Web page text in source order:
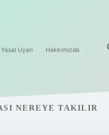
Yasal Uyarı Hakkımızda
NEREYE TAKILIR